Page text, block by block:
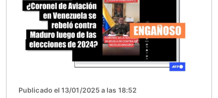
Publicado el 13/01/2025 a las 18:52